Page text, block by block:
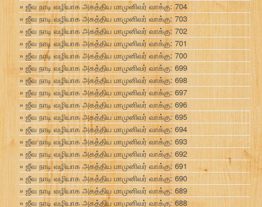
ஜீவ நாடி வழியாக அகத்திய மாமுனிவர் வாக்கு: 704
ஜீவ நாடி வழியாக அகத்திய மாமுனிவர் வாக்கு: 703
ஜீவ நாடி வழியாக அகத்திய மாமுனிவர் வாக்கு: 702
ஜீவ நாடி வழியாக அகத்திய மாமுனிவர் வாக்கு: 701
ஜீவ நாடி வழியாக அகத்திய மாமுனிவர் வாக்கு: 700
ஜீவ நாடி வழியாக அகத்திய மாமுனிவர் வாக்கு: 699
ஜீவ நாடி வழியாக அகத்திய மாமுனிவர் வாக்கு: 698
ஜீவ நாடி வழியாக அகத்திய மாமுனிவர் வாக்கு: 697
ஜீவ நாடி வழியாக அகத்திய மாமுனிவர் வாக்கு: 696
ஜீவ நாடி வழியாக அகத்திய மாமுனிவர் வாக்கு: 695
ஜீவ நாடி வழியாக அகத்திய மாமுனிவர் வாக்கு: 694
ஜீவ நாடி வழியாக அகத்திய மாமுனிவர் வாக்கு: 693
ஜீவ நாடி வழியாக அகத்திய மாமுனிவர் வாக்கு: 692
ஜீவ நாடி வழியாக அகத்திய மாமுனிவர் வாக்கு: 691
ஜீவ நாடி வழியாக அகத்திய மாமுனிவர் வாக்கு: 690
ஜீவ நாடி வழியாக அகத்திய மாமுனிவர் வாக்கு: 689
ஜீவ நாடி வழியாக அகத்திய மாமுனிவர் வாக்கு: 688